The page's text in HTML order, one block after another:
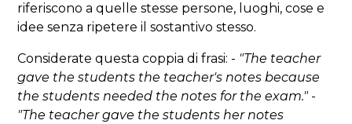
riferiscono a quelle stesse persone, luoghi, cose e
idee senza ripetere il sostantivo stesso.
Considerate questa coppia di frasi: - "The teacher
gave the students the teacher's notes because
the students needed the notes for the exam."-
"The teacher gave the students her notes